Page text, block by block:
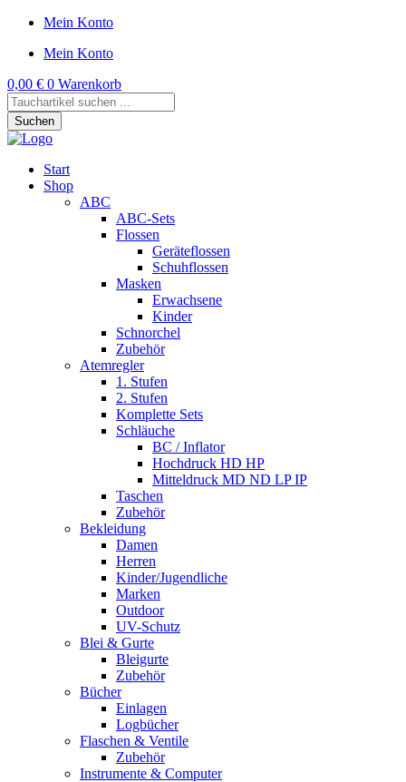
Mein Konto
Mein Konto
0,00 € 0 Warenkorb
Products
search
Suchen
Start
Shop
ABC
ABC-Sets
Flossen
Geräteflossen
Schuhflossen
Masken
Erwachsene
Kinder
Schnorchel
Zubehör
Atemregler
1. Stufen
2. Stufen
Komplette Sets
Schläuche
BC / Inflator
Hochdruck HD HP
Mitteldruck MD ND LP IP
Taschen
Zubehör
Bekleidung
Damen
Herren
Kinder/Jugendliche
Marken
Outdoor
UV-Schutz
Blei & Gurte
Bleigurte
Zubehör
Bücher
Einlagen
Logbücher
Flaschen & Ventile
Zubehör
Instrumente & Computer